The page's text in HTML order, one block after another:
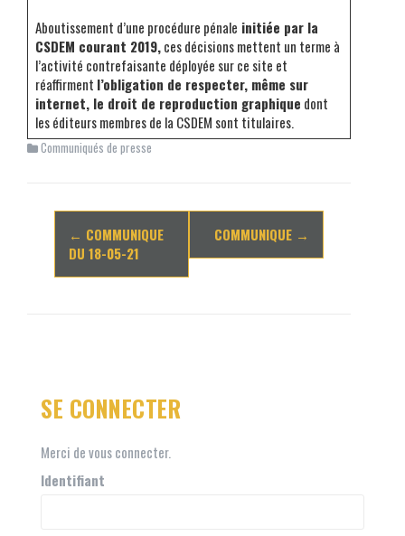
Aboutissement d’une procédure pénale initiée par la
CSDEM courant 2019,ces décisions mettent un terme à
l’activité contrefaisante déployée sur ce site et
réaffirment l’obligation de respecter, même sur
internet, le droit de reproduction graphique dont
les éditeurs membres de la CSDEM sont titulaires.
Communiqués de presse
Navigation
d'article
← COMMUNIQUE
DU 18-05-21
COMMUNIQUE →
SE CONNECTER
Merci de vous connecter.
Identifiant